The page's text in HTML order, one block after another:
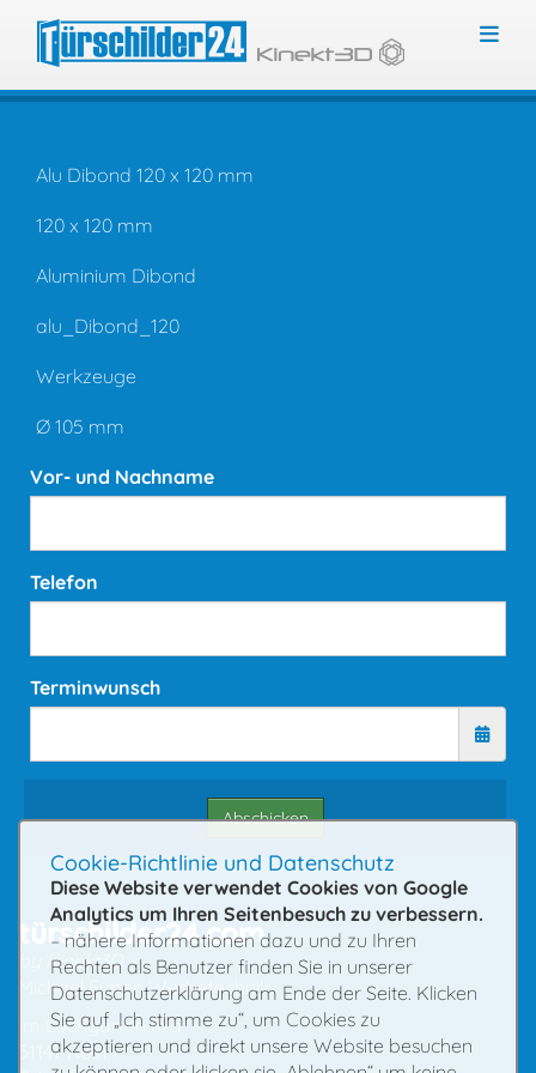
Alu Dibond 120 x 120 mm
120 x 120 mm
Aluminium Dibond
alu_Dibond_120
Werkzeuge
Ø 105 mm
Vor- und Nachname
Telefon
Terminwunsch
Abschicken
türschilder24.com
by Kinekt3D
Michael Eupen Werbetechnik
Im Lochgarten 87a
51147 Köln
Cookie-Richtlinie und Datenschutz
Diese Website verwendet Cookies von Google
Analytics um Ihren Seitenbesuch zu verbessern.
– nähere Informationen dazu und zu Ihren
Rechten als Benutzer finden Sie in unserer
Datenschutzerklärung am Ende der Seite. Klicken
Sie auf „Ich stimme zu“, um Cookies zu
akzeptieren und direkt unsere Website besuchen